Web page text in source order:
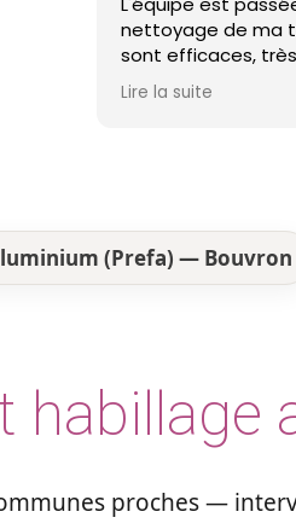
de ma toiture, il
très
et ma toiture
! Je recommande !
(Prefa) — Bouvron
habillage
proches —